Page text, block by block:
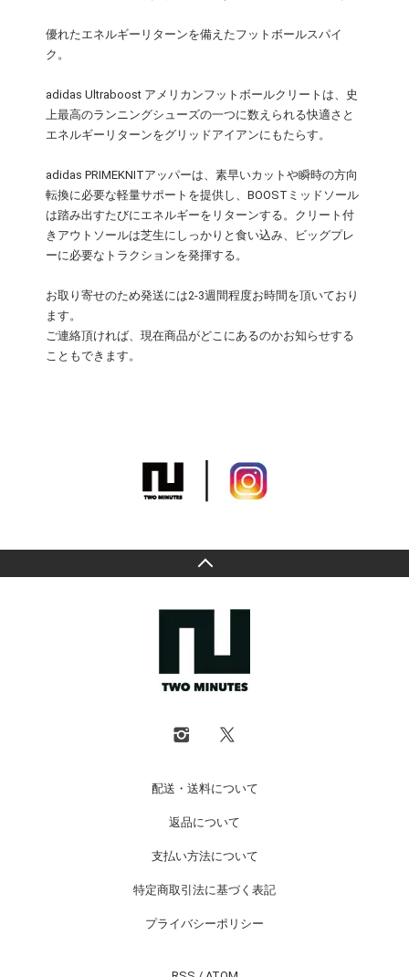
優れたエネルギーリターンを備えたフットボールスパイ
ク。
adidas Ultraboost アメリカンフットボールクリートは、史
上最高のランニングシューズの一つに数えられる快適さと
エネルギーリターンをグリッドアイアンにもたらす。
adidas PRIMEKNITアッパーは、素早いカットや瞬時の方向
転換に必要な軽量サポートを提供し、BOOSTミッドソール
は踏み出すたびにエネルギーをリターンする。クリート付
きアウトソールは芝生にしっかりと食い込み、ビッグプレ
ーに必要なトラクションを発揮する。
お取り寄せのため発送には2-3週間程度お時間を頂いており
ます。
ご連絡頂ければ、現在商品がどこにあるのかお知らせする
こともできます。
配送・送料について
返品について
支払い方法について
特定商取引法に基づく表記
プライバシーポリシー